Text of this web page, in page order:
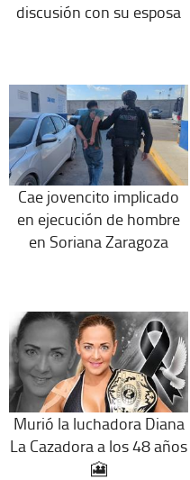
discusión con su esposa
Cae jovencito implicado
en ejecución de hombre
en Soriana Zaragoza
Murió la luchadora Diana
La Cazadora a los 48 años
🎦